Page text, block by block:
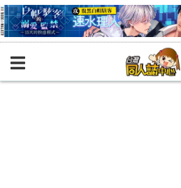
BOOKY書集倉庫